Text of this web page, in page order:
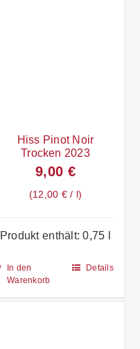
Hiss Pinot Noir
Trocken 2023
9,00 €
12,00 €/ l
Produkt enthält: 0,75 l
In den
Warenkorb
Details